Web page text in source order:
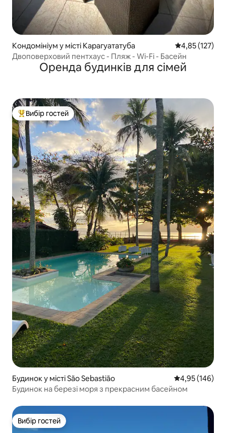
Кондомініум у місті Карагуататуба Середня
4,85 (127)
Двоповерховий пентхаус - Пляж - Wi-Fi - Басейн
Оренда будинків для сімей
Топ вибір гостей
Вибір гостей
Будинок у місті São Sebastião Середня
4,95 (146)
Будинок на березі моря з прекрасним басейном
Вибір гостей
Вибір гостей